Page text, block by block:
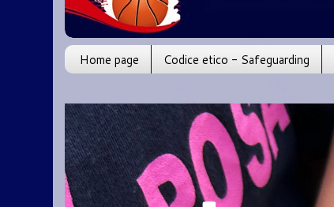
Home page Codice etico - Safeguarding